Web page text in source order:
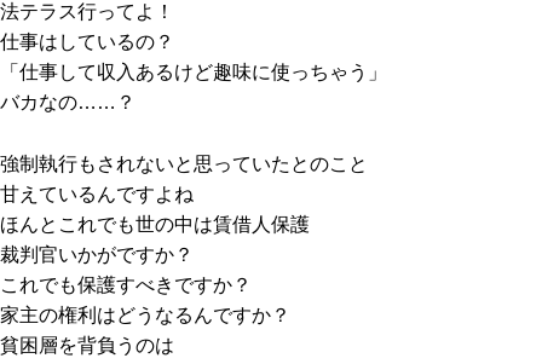
法テラス行ってよ！
仕事はしているの？
「仕事して収入あるけど趣味に使っちゃう」
バカなの……？
強制執行もされないと思っていたとのこと
甘えているんですよね
ほんとこれでも世の中は賃借人保護
裁判官いかがですか？
これでも保護すべきですか？
家主の権利はどうなるんですか？
貧困層を背負うのは